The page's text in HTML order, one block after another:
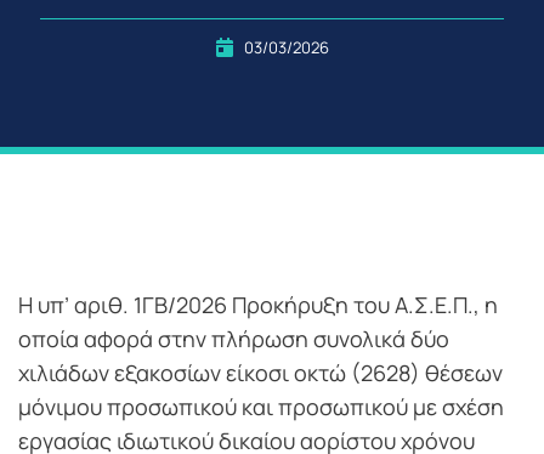
03/03/2026
Η υπ’ αριθ. 1ΓΒ/2026 Προκήρυξη του Α.Σ.Ε.Π., η
οποία αφορά στην πλήρωση συνολικά δύο
χιλιάδων εξακοσίων είκοσι οκτώ (2628) θέσεων
μόνιμου προσωπικού και προσωπικού με σχέση
εργασίας ιδιωτικού δικαίου αορίστου χρόνου